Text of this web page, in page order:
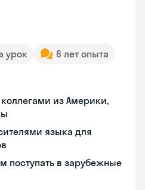
урок
6 лет опыта
коллегами из Америки,
языка для
поступать в зарубежные